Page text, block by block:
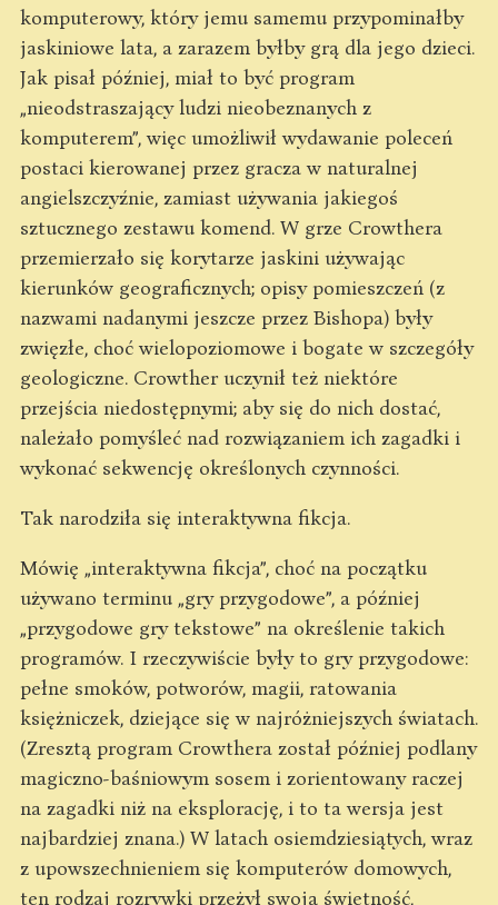
komputerowy, który jemu samemu przypominałby
jaskiniowe lata, a zarazem byłby grą dla jego dzieci.
Jak pisał później, miał to być program
„nieodstraszający ludzi nieobeznanych z
komputerem”, więc umożliwił wydawanie poleceń
postaci kierowanej przez gracza w naturalnej
angielszczyźnie, zamiast używania jakiegoś
sztucznego zestawu komend. W grze Crowthera
przemierzało się korytarze jaskini używając
kierunków geograficznych; opisy pomieszczeń (z
nazwami nadanymi jeszcze przez Bishopa) były
zwięzłe, choć wielopoziomowe i bogate w szczegóły
geologiczne. Crowther uczynił też niektóre
przejścia niedostępnymi; aby się do nich dostać,
należało pomyśleć nad rozwiązaniem ich zagadki i
wykonać sekwencję określonych czynności.
Tak narodziła się interaktywna fikcja.
Mówię „interaktywna fikcja”, choć na początku
używano terminu „gry przygodowe”, a później
„przygodowe gry tekstowe” na określenie takich
programów. I rzeczywiście były to gry przygodowe:
pełne smoków, potworów, magii, ratowania
księżniczek, dziejące się w najróżniejszych światach.
(Zresztą program Crowthera został później podlany
magiczno-baśniowym sosem i zorientowany raczej
na zagadki niż na eksplorację, i to ta wersja jest
najbardziej znana.) W latach osiemdziesiątych, wraz
z upowszechnieniem się komputerów domowych,
ten rodzaj rozrywki przeżył swoją świetność,